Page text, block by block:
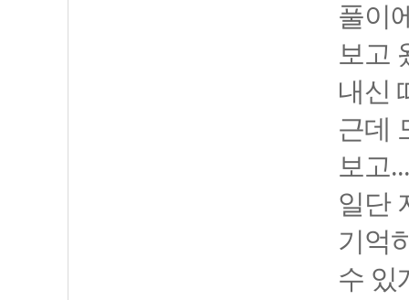
풀이
보고
내신
근데
보고
일단
기억
수 있